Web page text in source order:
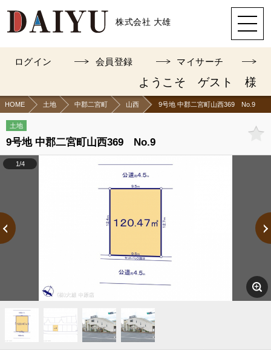
株式会社 大雄
ログイン 会員登録 マイサーチ
ようこそ ゲスト 様
HOME 土地 中郡二宮町 山西 9号地 中郡二宮町山西369 No.9
土地
9号地 中郡二宮町山西369 No.9
1/4